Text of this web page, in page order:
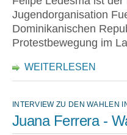
Jugendorganisation
Dominikanischen
Protestbewegung im
WEITERLESEN
INTERVIEW ZU DEN WAHLEN
Juana Ferrera -